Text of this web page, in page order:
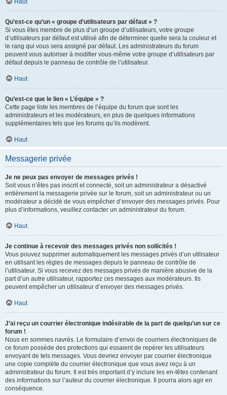
Haut
Qu’est-ce qu’un « groupe d’utilisateurs par défaut » ?
Si vous êtes membre de plus d’un groupe d’utilisateurs, votre groupe
d’utilisateurs par défaut est utilisé afin de déterminer quelle sera la couleur et
le rang qui vous sera assigné par défaut. Les administrateurs du forum
peuvent vous autoriser à modifier vous-même votre groupe d’utilisateurs par
défaut depuis le panneau de contrôle de l’utilisateur.
Haut
Qu’est-ce que le lien « L’équipe » ?
Cette page liste les membres de l’équipe du forum que sont les
administrateurs et les modérateurs, en plus de quelques informations
supplémentaires tels que les forums qu’ils modèrent.
Haut
Messagerie privée
Je ne peux pas envoyer de messages privés !
Soit vous n’êtes pas inscrit et connecté, soit un administrateur a désactivé
entièrement la messagerie privée sur le forum, soit un administrateur ou un
modérateur a décidé de vous empêcher d’envoyer des messages privés. Pour
plus d’informations, veuillez contacter un administrateur du forum.
Haut
Je continue à recevoir des messages privés non sollicités !
Vous pouvez supprimer automatiquement les messages privés d’un utilisateur
en utilisant les règles de messages depuis le panneau de contrôle de
l’utilisateur. Si vous recevez des messages privés de manière abusive de la
part d’un autre utilisateur, rapportez ces messages aux modérateurs. Ils
peuvent empêcher un utilisateur d’envoyer des messages privés.
Haut
J’ai reçu un courrier électronique indésirable de la part de quelqu’un sur ce
forum !
Nous en sommes navrés. Le formulaire d’envoi de courriers électroniques de
ce forum possède des protections qui essaient de repérer les utilisateurs
envoyant de tels messages. Vous devriez envoyer par courrier électronique
une copie complète du courrier électronique que vous avez reçu à un
administrateur du forum. Il est très important d’y inclure les en-têtes contenant
des informations sur l’auteur du courrier électronique. Il pourra alors agir en
conséquence.